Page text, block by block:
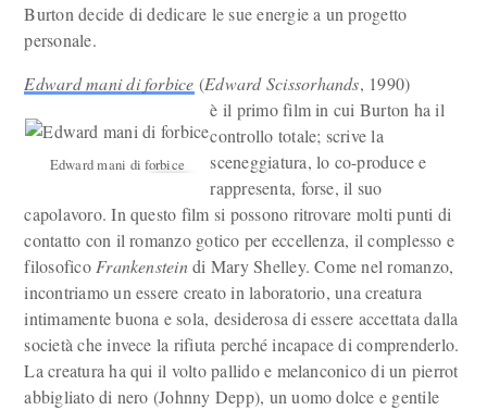
Burton decide di dedicare le sue energie a un progetto
personale.
Edward mani di forbice (Edward Scissorhands, 1990)
Edward mani di forbice
è il primo film in cui Burton ha il
controllo totale; scrive la
sceneggiatura, lo co-produce e
rappresenta, forse, il suo
capolavoro. In questo film si possono ritrovare molti punti di
contatto con il romanzo gotico per eccellenza, il complesso e
filosofico Frankensteindi Mary Shelley. Come nel romanzo,
incontriamo un essere creato in laboratorio, una creatura
intimamente buona e sola, desiderosa di essere accettata dalla
società che invece la rifiuta perché incapace di comprenderlo.
La creatura ha qui il volto pallido e melanconico di un pierrot
abbigliato di nero (Johnny Depp), un uomo dolce e gentile